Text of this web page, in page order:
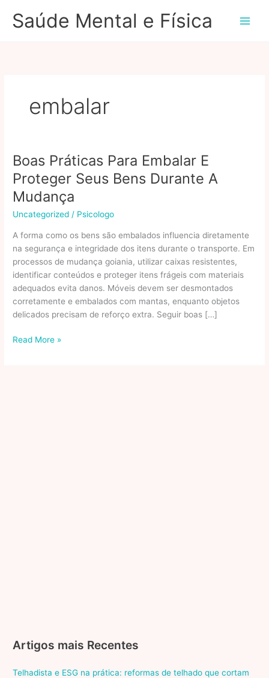
paraSaúde Mental e Física
embalar
Boas Práticas Para Embalar E
Proteger Seus Bens Durante A
Mudança
Uncategorized / Psicologo
A forma como os bens são embalados influencia diretamente
na segurança e integridade dos itens durante o transporte. Em
processos de mudança goiania, utilizar caixas resistentes,
identificar conteúdos e proteger itens frágeis com materiais
adequados evita danos. Móveis devem ser desmontados
corretamente e embalados com mantas, enquanto objetos
delicados precisam de reforço extra. Seguir boas […]
Boas
Read More »
Artigos mais Recentes
Telhadista e ESG na prática: reformas de telhado que cortam